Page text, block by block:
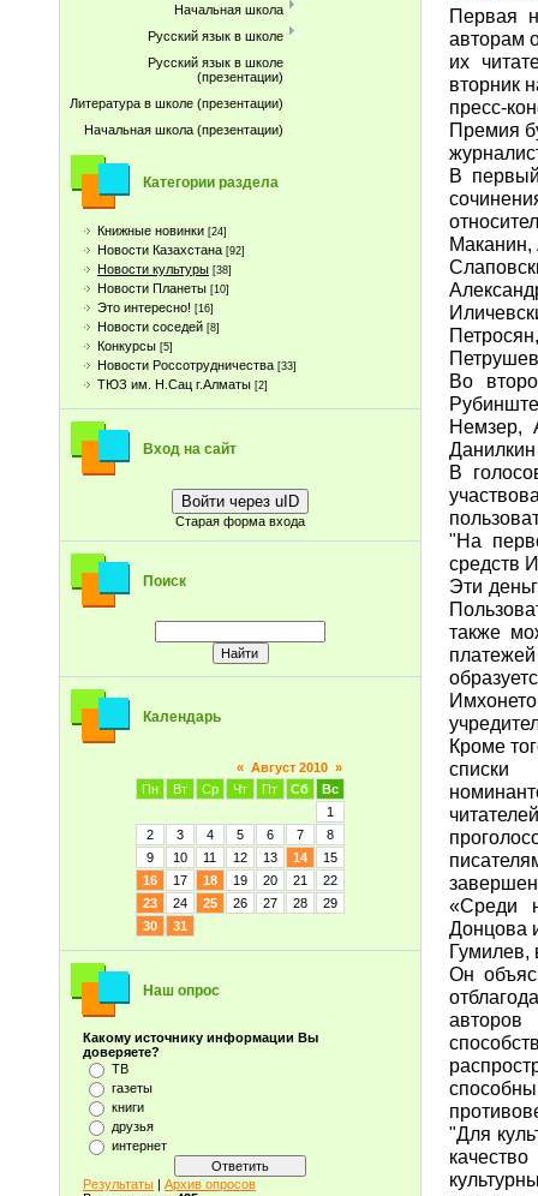
Начальная школа
Русский язык в школе
Русский язык в школе
(презентации)
Литература в школе (презентации)
Начальная школа (презентации)
Категории раздела
Книжные новинки [24]
Новости Казахстана [92]
Новости культуры [38]
Новости Планеты [10]
Это интересно! [16]
Новости соседей [8]
Конкурсы [5]
Новости Россотрудничества [33]
ТЮЗ им. Н.Сац г.Алматы [2]
Вход на сайт
Войти через uID
Старая форма входа
Поиск
Календарь
« Август 2010 »
Пн
Вт Ср Чт Пт Сб
Вс
1
2
3 4 5 6 7
8
9
10 11 12 13 14
15
16
17 18 19 20 21
22
23
24 25 26 27 28
29
30
31
Наш опрос
Какому источнику информации Вы
доверяете?
ТВ
газеты
книги
друзья
интернет
Результаты | Архив опросов
Первая
авторам
их
вторник
пресс-
Премия
В
Во
Немзер,
Данилкин
В
"На
средств
Эти
также
Кроме
списки
«Среди
Донцова
Гумилев,
Он
"Для
качество